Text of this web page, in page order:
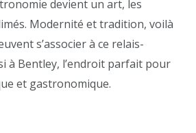
devient un art, les
Modernité et tradition, voilà
s’associer à ce relais-
à Bentley, l’endroit parfait pour
et gastronomique.